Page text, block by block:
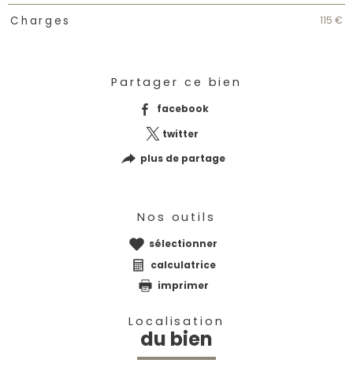
Charges 115 €
Partager ce bien
facebook
twitter
plus de partage
Nos outils
sélectionner
calculatrice
imprimer
Localisation
du bien